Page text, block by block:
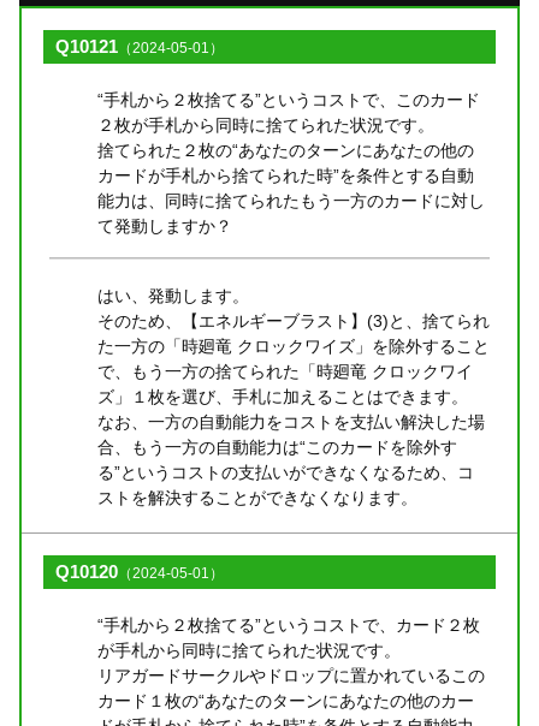
Q10121 （2024-05-01）
“手札から２枚捨てる”というコストで、このカード
２枚が手札から同時に捨てられた状況です。
捨てられた２枚の“あなたのターンにあなたの他の
カードが手札から捨てられた時”を条件とする自動
能力は、同時に捨てられたもう一方のカードに対し
て発動しますか？
はい、発動します。
そのため、【エネルギーブラスト】(3)と、捨てられ
た一方の「時廻竜 クロックワイズ」を除外すること
で、もう一方の捨てられた「時廻竜 クロックワイ
ズ」１枚を選び、手札に加えることはできます。
なお、一方の自動能力をコストを支払い解決した場
合、もう一方の自動能力は“このカードを除外す
る”というコストの支払いができなくなるため、コ
ストを解決することができなくなります。
Q10120 （2024-05-01）
“手札から２枚捨てる”というコストで、カード２枚
が手札から同時に捨てられた状況です。
リアガードサークルやドロップに置かれているこの
カード１枚の“あなたのターンにあなたの他のカー